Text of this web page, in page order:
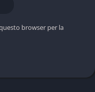
browser per la